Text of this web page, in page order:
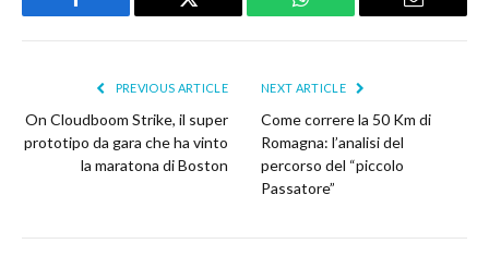
Facebook Twitter WhatsApp Email
PREVIOUS ARTICLE
On Cloudboom Strike, il super
prototipo da gara che ha vinto
la maratona di Boston
NEXT ARTICLE
Come correre la 50 Km di
Romagna: l’analisi del
percorso del “piccolo
Passatore”